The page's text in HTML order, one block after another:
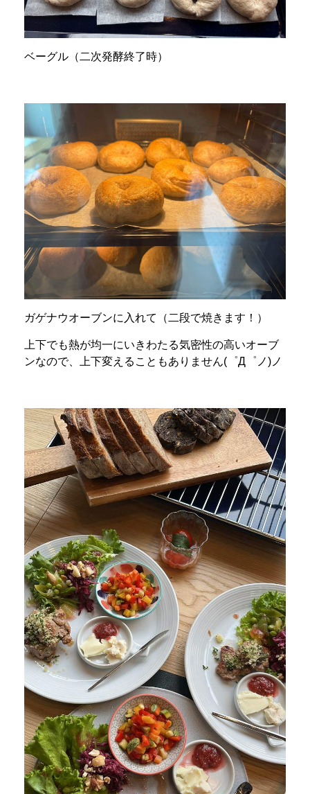
ベーグル（二次発酵終了時）
ガゲナウオーブンに入れて（二段で焼きます！）
上下でも熱が均一にいきわたる気密性の高いオーブ
ンなので、上下変えることもありません(゜Д゜ノ)ノ